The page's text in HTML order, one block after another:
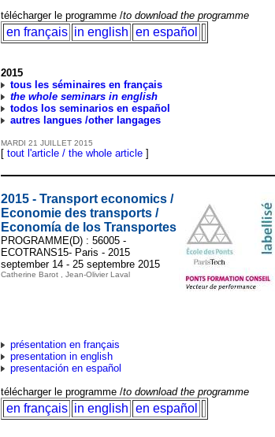
télécharger le programme /to download the programme
en français in english en español
2015
tous les séminaires en français
the whole seminars in english
todos los seminarios en español
autres langues /other langages
MARDI 21 JUILLET 2015
[ tout l'article / the whole article ]
2015 - Transport economics /
Economie des transports /
Economía de los Transportes
PROGRAMME(D) : 56005 -
ECOTRANS15- Paris - 2015
september 14 - 25 septembre 2015
Catherine Barot , Jean-Olivier Laval
présentation en français
presentation in english
presentación en español
télécharger le programme /to download the programme
en français in english en español